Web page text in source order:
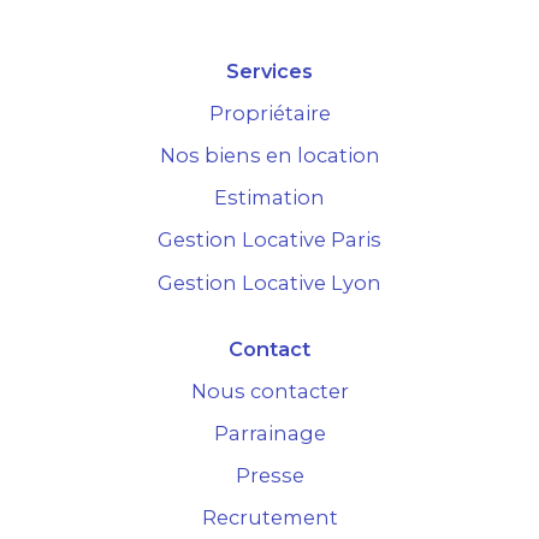
Services
Propriétaire
Nos biens en location
Estimation
Gestion Locative Paris
Gestion Locative Lyon
Contact
Nous contacter
Parrainage
Presse
Recrutement